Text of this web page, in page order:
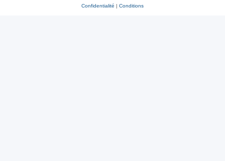
Confidentialité | Conditions